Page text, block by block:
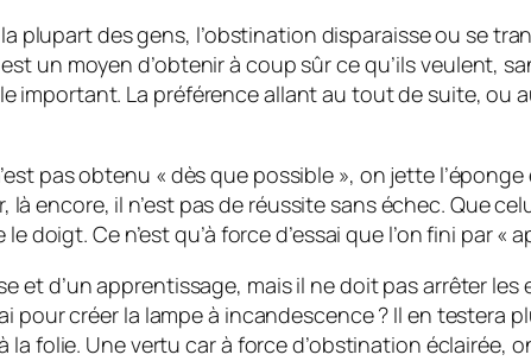
plupart des gens, l’obstination disparaisse ou se
un moyen d’obtenir à coup sûr ce qu’ils veulent,
La préférence allant au tout de suite, ou
pas obtenu « dès que possible », on jette
encore, il n’est pas de réussite sans échec. Que
Ce n’est qu’à force d’essai que l’on fini par «
et d’un apprentissage, mais il ne doit pas arrêter
pour créer la lampe à incandescence ? Il en testera
folie. Une vertu car à force d’obstination éclairée,